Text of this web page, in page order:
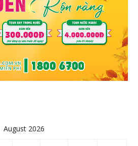
August 2026